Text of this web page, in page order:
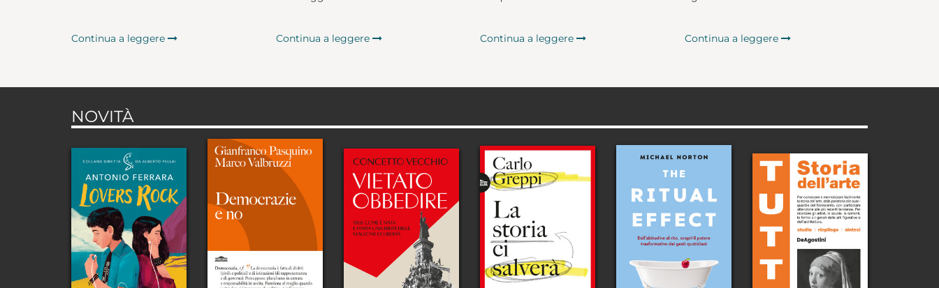
Continua a leggere Continua a leggere Continua a leggere Continua a leggere
NOVITÀ